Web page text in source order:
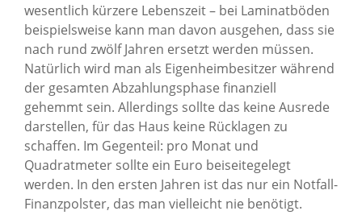
wesentlich kürzere Lebenszeit – bei Laminatböden
beispielsweise kann man davon ausgehen, dass sie
nach rund zwölf Jahren ersetzt werden müssen.
Natürlich wird man als Eigenheimbesitzer während
der gesamten Abzahlungsphase finanziell
gehemmt sein. Allerdings sollte das keine Ausrede
darstellen, für das Haus keine Rücklagen zu
schaffen. Im Gegenteil: pro Monat und
Quadratmeter sollte ein Euro beiseitegelegt
werden. In den ersten Jahren ist das nur ein Notfall-
Finanzpolster, das man vielleicht nie benötigt.